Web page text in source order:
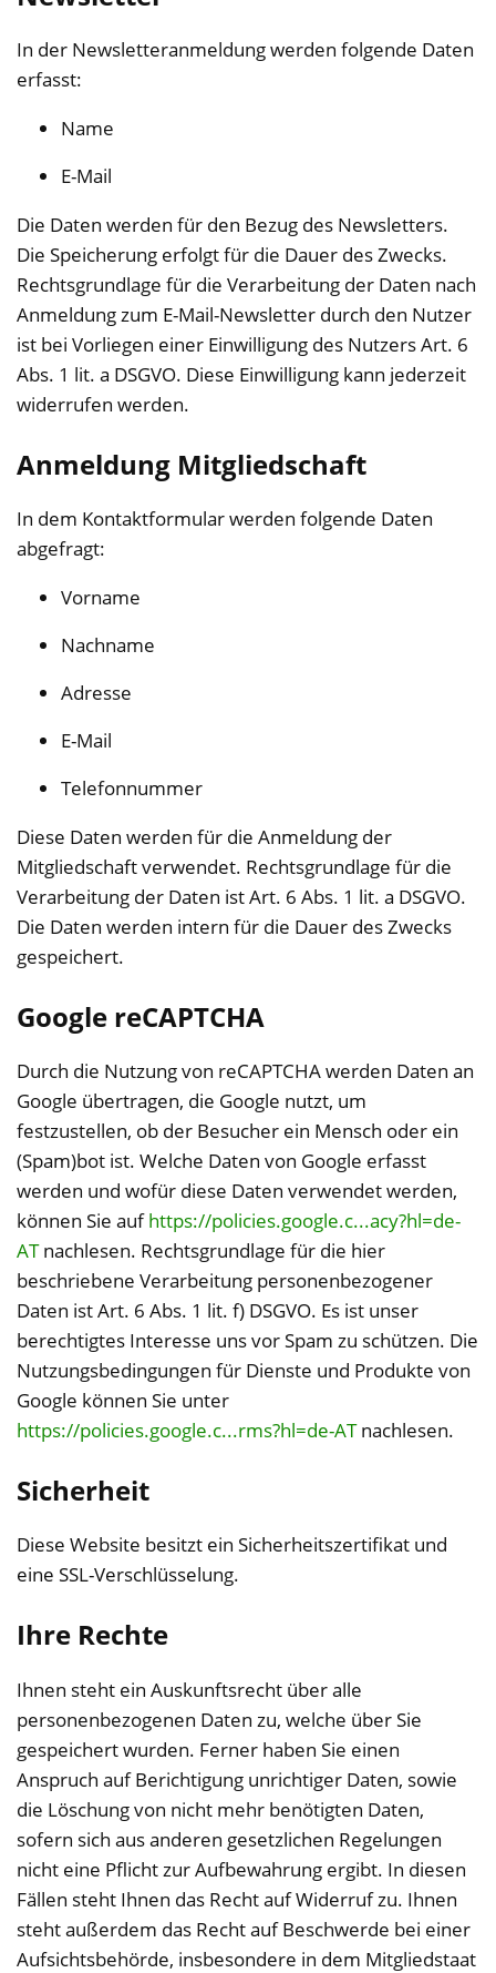
In der Newsletteranmeldung werden folgende Daten
erfasst:
Name
E-Mail
Die Daten werden für den Bezug des Newsletters.
Die Speicherung erfolgt für die Dauer des Zwecks.
Rechtsgrundlage für die Verarbeitung der Daten nach
Anmeldung zum E-Mail-Newsletter durch den Nutzer
ist bei Vorliegen einer Einwilligung des Nutzers Art. 6
Abs. 1 lit. a DSGVO. Diese Einwilligung kann jederzeit
widerrufen werden.
Anmeldung Mitgliedschaft
In dem Kontaktformular werden folgende Daten
abgefragt:
Vorname
Nachname
Adresse
E-Mail
Telefonnummer
Diese Daten werden für die Anmeldung der
Mitgliedschaft verwendet. Rechtsgrundlage für die
Verarbeitung der Daten ist Art. 6 Abs. 1 lit. a DSGVO.
Die Daten werden intern für die Dauer des Zwecks
gespeichert.
Google reCAPTCHA
Durch die Nutzung von reCAPTCHA werden Daten an
Google übertragen, die Google nutzt, um
festzustellen, ob der Besucher ein Mensch oder ein
(Spam)bot ist. Welche Daten von Google erfasst
werden und wofür diese Daten verwendet werden,
können Sie aufhttps://policies.google.c...acy?hl=de-
ATnachlesen. Rechtsgrundlage für die hier
beschriebene Verarbeitung personenbezogener
Daten ist Art. 6 Abs. 1 lit. f) DSGVO. Es ist unser
berechtigtes Interesse uns vor Spam zu schützen. Die
Nutzungsbedingungen für Dienste und Produkte von
Google können Sie unter
https://policies.google.c...rms?hl=de-ATnachlesen.
Sicherheit
Diese Website besitzt ein Sicherheitszertifikat und
eine SSL-Verschlüsselung.
Ihre Rechte
Ihnen steht ein Auskunftsrecht über alle
personenbezogenen Daten zu, welche über Sie
gespeichert wurden. Ferner haben Sie einen
Anspruch auf Berichtigung unrichtiger Daten, sowie
die Löschung von nicht mehr benötigten Daten,
sofern sich aus anderen gesetzlichen Regelungen
nicht eine Pflicht zur Aufbewahrung ergibt. In diesen
Fällen steht Ihnen das Recht auf Widerruf zu. Ihnen
steht außerdem das Recht auf Beschwerde bei einer
Aufsichtsbehörde, insbesondere in dem Mitgliedstaat